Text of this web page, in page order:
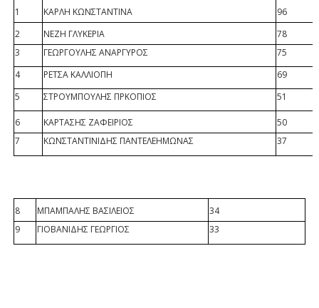
1 ΚΑΡΛΗ ΚΩΝΣΤΑΝΤΙΝΑ
96
2
ΝΕΖΗ ΓΛΥΚΕΡΙΑ
78
3
ΓΕΩΡΓΟΥΛΗΣ ΑΝΑΡΓΥΡΟΣ
75
4
ΡΕΤΣΑ ΚΑΛΛΙΟΠΗ
69
5
ΣΤΡΟΥΜΠΟΥΛΗΣ ΠΡΚΟΠΙΟΣ 51
6 ΚΑΡΤΑΣΗΣ ΖΑΦΕΙΡΙΟΣ
50
7
ΚΩΝΣΤΑΝΤΙΝΙΔΗΣ ΠΑΝΤΕΛΕΗΜΩΝΑΣ 37
8 ΜΠΑΜΠΑΛΗΣ ΒΑΣΙΛΕΙΟΣ
34
9
ΓΙΟΒΑΝΙΔΗΣ ΓΕΩΡΓΙΟΣ 33